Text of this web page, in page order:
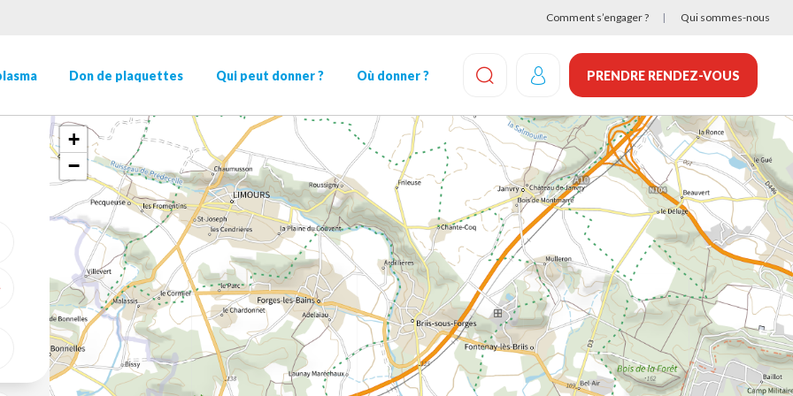
Comment s’engager ? Qui sommes-nous
Don de plaquettes Qui peut donner ? Où donner ?
EFFECTUEZ UNE RECHERCHE
PRENDRE RENDEZ-VOUS
GÉOLOCALISER
+
−